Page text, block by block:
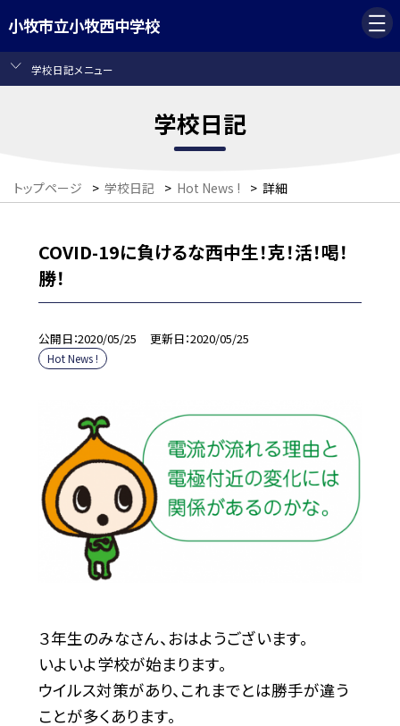
小牧市立小牧西中学校
学校日記メニュー
学校日記
トップページ > 学校日記 > Hot News ! > 詳細
COVID-19に負けるな西中生！克！活！喝！
勝！
公開日 2020/05/25 更新日 2020/05/25
Hot News !
３年生のみなさん、おはようございます。
いよいよ学校が始まります。
ウイルス対策があり、これまでとは勝手が違う
ことが多くあります。